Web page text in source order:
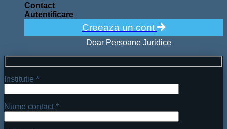
Contact
Autentificare
Creeaza un cont
Doar Persoane Juridice
Institutie *
Nume contact *